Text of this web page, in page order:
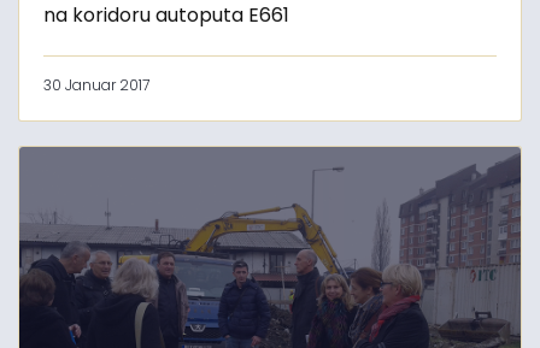
na koridoru autoputa E661
30 Januar 2017